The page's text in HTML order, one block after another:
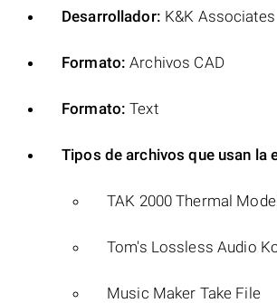
Desarrollador: K&K Associates
Formato: Archivos CAD
Formato: Text
Tipos de archivos que usan la
TAK 2000 Thermal
Tom's Lossless Audio
Music Maker Take File